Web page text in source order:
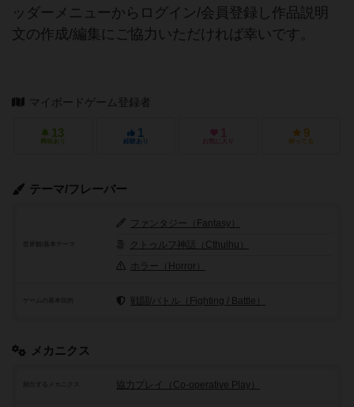
ッダーメニューからログイン/会員登録し作品説明
文の作成/編集にご協力いただければ幸いです。
マイボードゲーム登録者
13
興味あり
1
経験あり
1
お気に入り
9
持ってる
テーマ/フレーバー
世界観/基本テーマ
ファンタジー（Fantasy）
クトゥルフ神話（Cthulhu）
ホラー（Horror）
ゲームの基本目的 戦闘/バトル（Fighting / Battle）
メカニクス
頻出するメカニクス 協力プレイ（Co-operative Play）